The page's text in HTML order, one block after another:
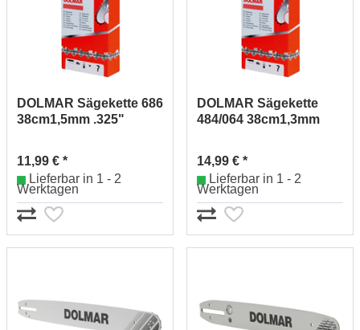
DOLMAR Sägekette 686
38cm1,5mm .325"
11,99 € *
Lieferbar in 1 - 2
Werktagen
DOLMAR Sägekette
484/064 38cm1,3mm
14,99 € *
Lieferbar in 1 - 2
Werktagen